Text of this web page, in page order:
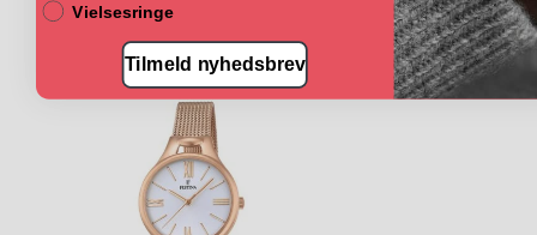
Vielsesringe
Tilmeld nyhedsbrev